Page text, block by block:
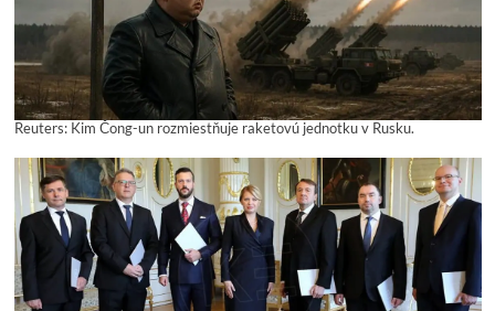
Reuters: Kim Čong-un rozmiestňuje raketovú jednotku v Rusku.